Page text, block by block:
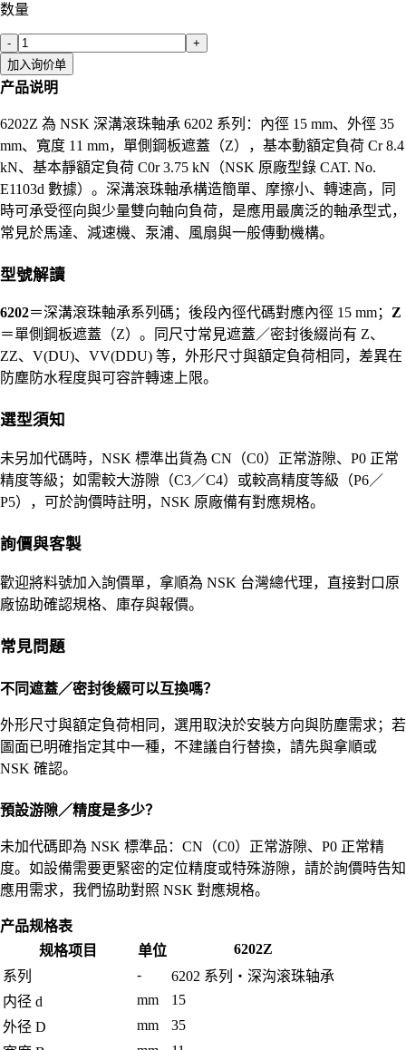
数量
-
+
加入询价单
产品说明
6202Z 為 NSK 深溝滾珠軸承 6202 系列：內徑 15 mm、外徑 35
mm、寬度 11 mm，單側鋼板遮蓋（Z），基本動額定負荷 Cr 8.4
kN、基本靜額定負荷 C0r 3.75 kN（NSK 原廠型錄 CAT. No.
E1103d 數據）。深溝滾珠軸承構造簡單、摩擦小、轉速高，同
時可承受徑向與少量雙向軸向負荷，是應用最廣泛的軸承型式，
常見於馬達、減速機、泵浦、風扇與一般傳動機構。
型號解讀
6202＝深溝滾珠軸承系列碼；後段內徑代碼對應內徑 15 mm； Z
＝單側鋼板遮蓋（Z）。同尺寸常見遮蓋／密封後綴尚有 Z、
ZZ、V(DU)、VV(DDU) 等，外形尺寸與額定負荷相同，差異在
防塵防水程度與可容許轉速上限。
選型須知
未另加代碼時，NSK 標準出貨為 CN（C0）正常游隙、P0 正常
精度等級；如需較大游隙（C3／C4）或較高精度等級（P6／
P5），可於詢價時註明，NSK 原廠備有對應規格。
詢價與客製
歡迎將料號加入詢價單，拿順為 NSK 台灣總代理，直接對口原
廠協助確認規格、庫存與報價。
常見問題
不同遮蓋／密封後綴可以互換嗎？
外形尺寸與額定負荷相同，選用取決於安裝方向與防塵需求；若
圖面已明確指定其中一種，不建議自行替換，請先與拿順或
NSK 確認。
預設游隙／精度是多少？
未加代碼即為 NSK 標準品：CN（C0）正常游隙、P0 正常精
度。如設備需要更緊密的定位精度或特殊游隙，請於詢價時告知
應用需求，我們協助對照 NSK 對應規格。
产品规格表
规格项目
单位
6202Z
系列
-
6202 系列・深沟滚珠轴承
内径 d
mm
15
外径 D
mm
35